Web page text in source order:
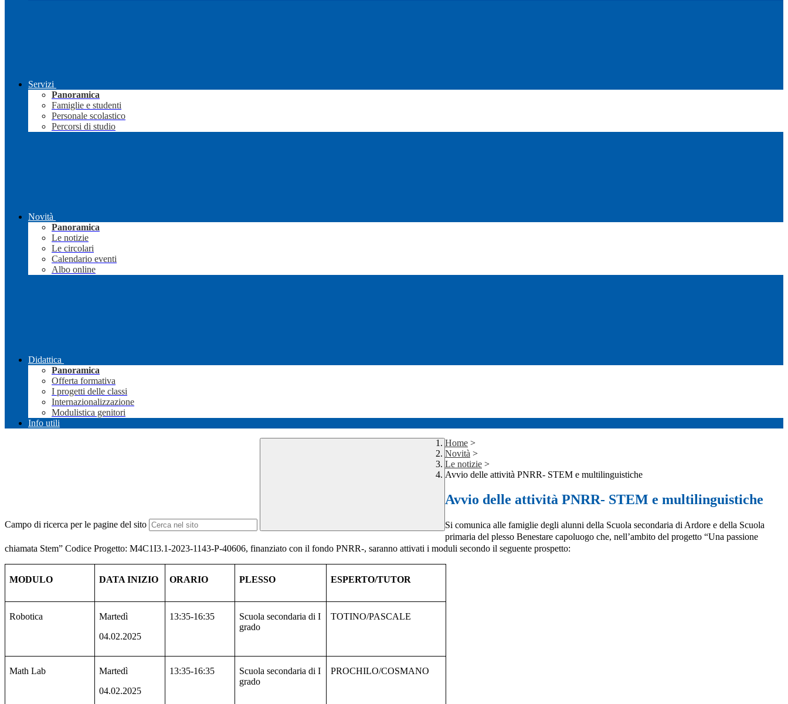
Servizi
Panoramica
Famiglie e studenti
Personale scolastico
Percorsi di studio
Novità
Panoramica
Le notizie
Le circolari
Calendario eventi
Albo online
Didattica
Panoramica
Offerta formativa
I progetti delle classi
Internazionalizzazione
Modulistica genitori
Info utili
Campo di ricerca per le pagine del sito
Home >
Novità >
Le notizie >
Avvio delle attività PNRR- STEM e multilinguistiche
Avvio delle attività PNRR- STEM e multilinguistiche
Si comunica alle famiglie degli alunni della Scuola secondaria di Ardore e della Scuola
primaria del plesso Benestare capoluogo che, nell’ambito del progetto “Una passione
chiamata Stem” Codice Progetto: M4C1I3.1-2023-1143-P-40606, finanziato con il fondo PNRR-, saranno attivati i moduli secondo il seguente prospetto:
MODULO DATA INIZIO ORARIO PLESSO ESPERTO/TUTOR
Robotica
Martedì
04.02.2025
13:35-16:35
Scuola secondaria di I
grado
TOTINO/PASCALE
Math Lab
Martedì
04.02.2025
13:35-16:35
Scuola secondaria di I
grado
PROCHILO/COSMANO